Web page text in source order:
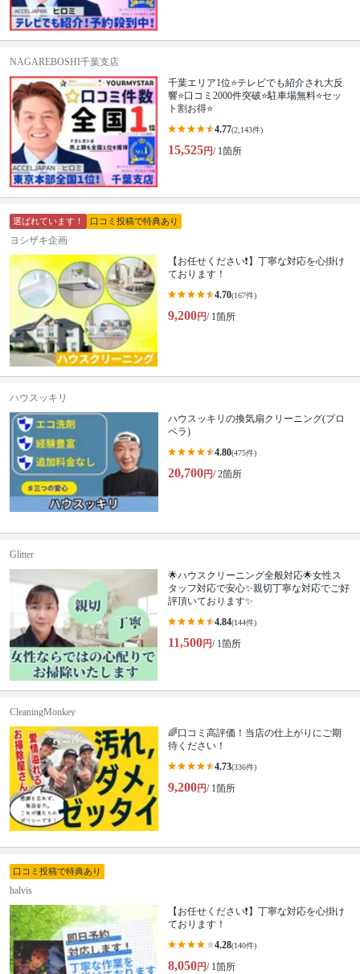
NAGAREBOSHI千葉支店
千葉エリア1位⭐テレビでも紹介され大反
響⭐️口コミ2000件突破⭐️駐車場無料⭐セッ
ト割お得⭐
4.77(2,143件)
15,525円/ 1箇所
選ばれています！ 口コミ投稿で特典あり
ヨシザキ企画
【お任せください❗️】丁寧な対応を心掛け
ております！
4.70(167件)
9,200円/ 1箇所
ハウスッキリ
ハウスッキリの換気扇クリーニング(プロ
ペラ)
4.80(475件)
20,700円/ 2箇所
Glitter
🌟ハウスクリーニング全般対応🌟女性ス
タッフ対応で安心✨親切丁寧な対応でご好
評頂いております✨
4.84(144件)
11,500円/ 1箇所
CleaningMonkey
🌈口コミ高評価！当店の仕上がりにご期
待ください！
4.73(336件)
9,200円/ 1箇所
口コミ投稿で特典あり
halvis
【お任せください❗️】丁寧な対応を心掛け
ております！
4.28(140件)
8,050円/ 1箇所